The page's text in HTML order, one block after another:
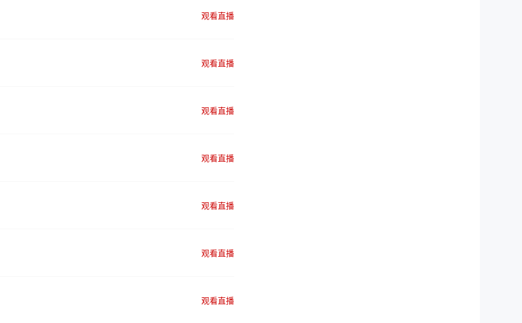
观看直播
观看直播
观看直播
观看直播
观看直播
观看直播
观看直播